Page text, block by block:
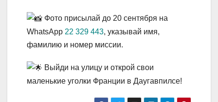
Фото присылай до 20 сентября на
WhatsApp 22 329 443, указывай имя,
фамилию и номер миссии.
Выйди на улицу и открой свои
маленькие уголки Франции в Даугавпилсе!